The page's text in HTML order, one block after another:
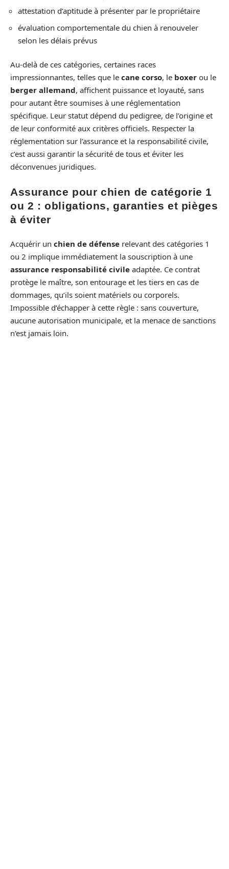
attestation d’aptitude à présenter par le propriétaire
évaluation comportementale du chien à renouveler
selon les délais prévus
Au-delà de ces catégories, certaines races
impressionnantes, telles que le cane corso, le boxer ou le
berger allemand, affichent puissance et loyauté, sans
pour autant être soumises à une réglementation
spécifique. Leur statut dépend du pedigree, de l’origine et
de leur conformité aux critères officiels. Respecter la
réglementation sur l’assurance et la responsabilité civile,
c’est aussi garantir la sécurité de tous et éviter les
déconvenues juridiques.
Assurance pour chien de catégorie 1
ou 2 : obligations, garanties et pièges
à éviter
Acquérir un chien de défense relevant des catégories 1
ou 2 implique immédiatement la souscription à une
assurance responsabilité civile adaptée. Ce contrat
protège le maître, son entourage et les tiers en cas de
dommages, qu’ils soient matériels ou corporels.
Impossible d’échapper à cette règle : sans couverture,
aucune autorisation municipale, et la menace de sanctions
n’est jamais loin.